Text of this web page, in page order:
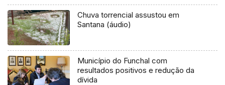
Chuva torrencial assustou em
Santana (áudio)
Município do Funchal com
resultados positivos e redução da
dívida